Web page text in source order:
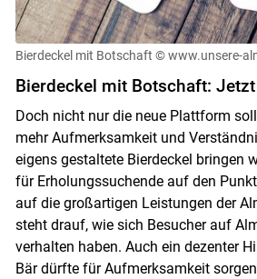
Bierdeckel mit Botschaft © www.unsere-
Bierdeckel mit Botschaft:
Doch nicht nur die neue Plattform
mehr Aufmerksamkeit und
eigens gestaltete Bierdeckel bringen
für Erholungssuchende auf den
auf die großartigen Leistungen der
steht drauf, wie sich Besucher auf
verhalten haben. Auch ein dezenter
Bär dürfte für Aufmerksamkeit